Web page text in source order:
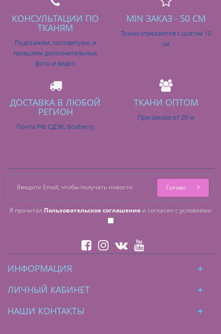
КОНСУЛЬТАЦИИ ПО
ТКАНЯМ
Подскажем, посоветуем, и
пришлем дополнительные
фото и видео
MIN ЗАКАЗ - 50 СМ
Ткани отрезаются с шагом 10
см
ДОСТАВКА В ЛЮБОЙ
РЕГИОН
Почта РФ, СДЭК, Boxberry
ТКАНИ ОПТОМ
При заказе от 20 м
Я прочитал Пользовательское соглашение и согласен с условиями
Готово
ИНФОРМАЦИЯ
ЛИЧНЫЙ КАБИНЕТ
НАШИ КОНТАКТЫ